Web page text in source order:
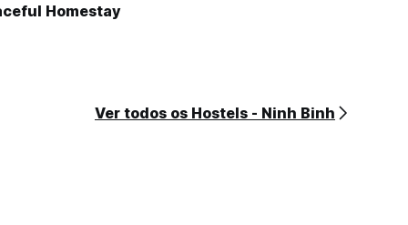
Homestay
Ver todos os Hostels - Ninh Binh